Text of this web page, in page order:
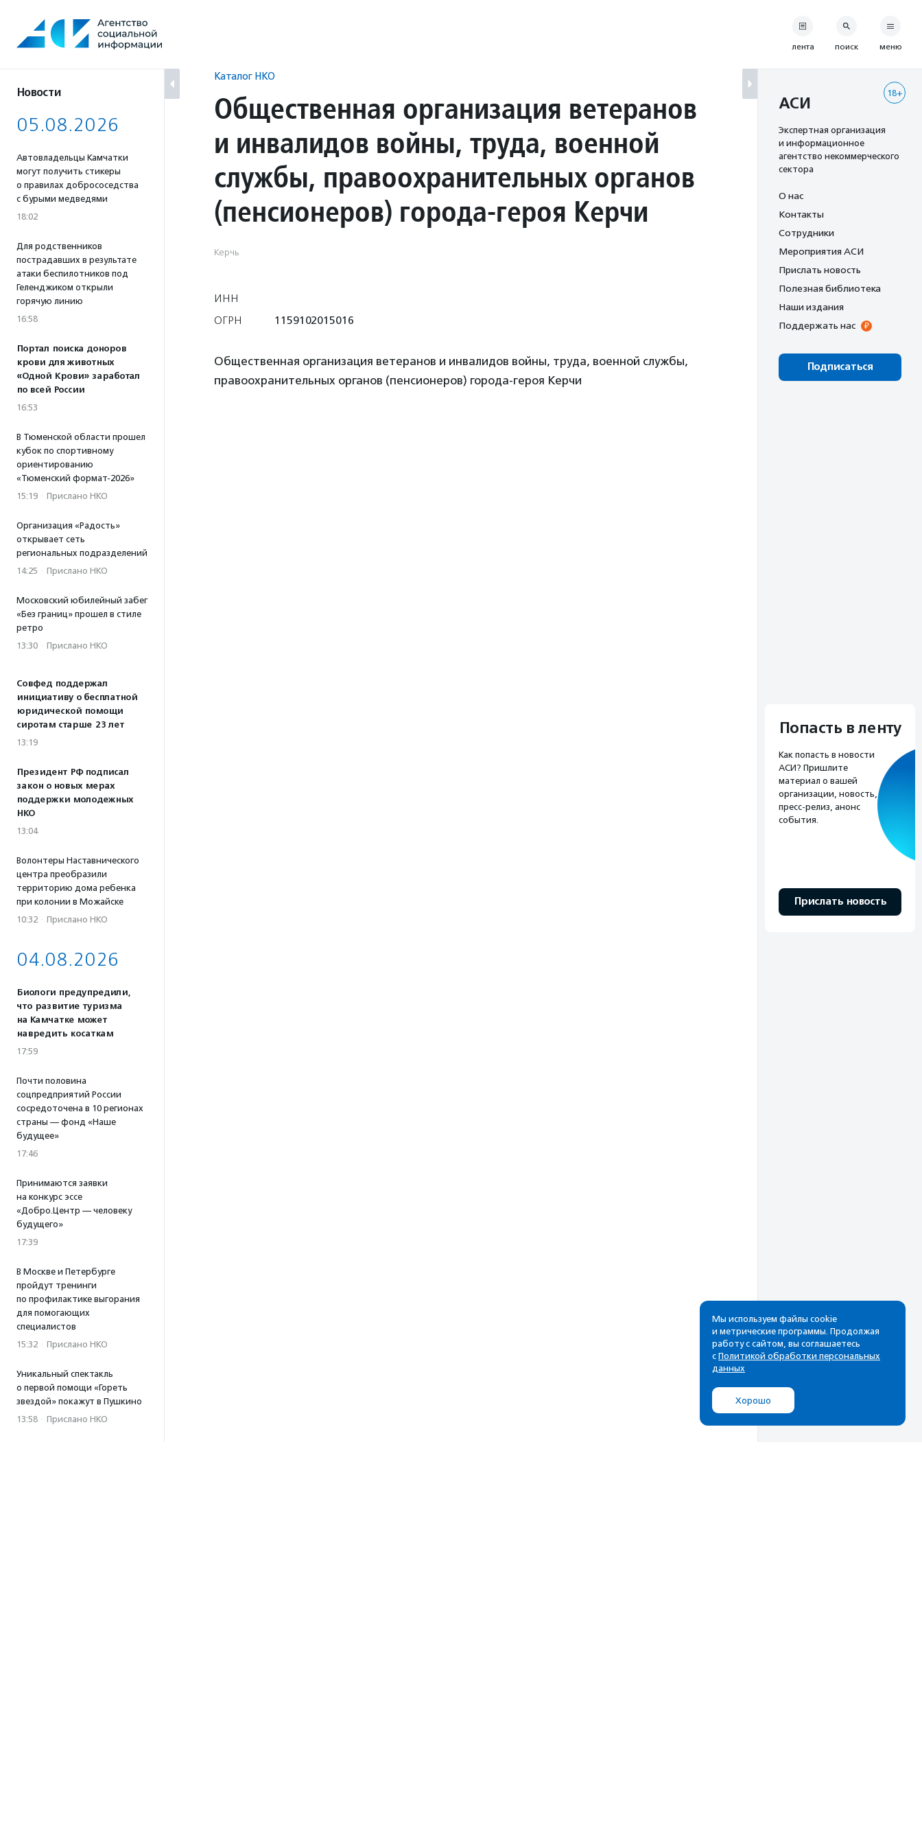
содержанию
Новости
05.08.2026
Автовладельцы Камчатки
могут получить стикеры
о правилах добрососедства
с бурыми медведями
18:02
Для родственников
пострадавших в результате
атаки беспилотников под
Геленджиком открыли
горячую линию
16:58
Портал поиска доноров
крови для животных
«Одной Крови» заработал
по всей России
16:53
В Тюменской области прошел
кубок по спортивному
ориентированию
«Тюменский формат-2026»
15:19 · Прислано НКО
Организация «Радость»
открывает сеть
региональных подразделений
14:25 · Прислано НКО
Московский юбилейный забег
«Без границ» прошел в стиле
ретро
13:30 · Прислано НКО
Совфед поддержал
инициативу о бесплатной
юридической помощи
сиротам старше 23 лет
13:19
Президент РФ подписал
закон о новых мерах
поддержки молодежных
НКО
13:04
Волонтеры Наставнического
центра преобразили
территорию дома ребенка
при колонии в Можайске
10:32 · Прислано НКО
04.08.2026
Биологи предупредили,
что развитие туризма
на Камчатке может
навредить косаткам
17:59
Почти половина
соцпредприятий России
сосредоточена в 10 регионах
страны — фонд «Наше
будущее»
17:46
Принимаются заявки
на конкурс эссе
«Добро.Центр — человеку
будущего»
17:39
В Москве и Петербурге
пройдут тренинги
по профилактике выгорания
для помогающих
специалистов
15:32 · Прислано НКО
Уникальный спектакль
о первой помощи «Гореть
звездой» покажут в Пушкино
13:58 · Прислано НКО
Каталог НКО
Общественная организация ветеранов
и инвалидов войны, труда, военной
службы, правоохранительных органов
(пенсионеров) города-героя Керчи
Керчь
ИНН
ОГРН
1159102015016
Общественная организация ветеранов и инвалидов войны, труда, военной службы,
правоохранительных органов (пенсионеров) города-героя Керчи
лента поиск меню
18+
АСИ
Экспертная организация
и информационное
агентство некоммерческого
сектора
О нас
Контакты
Сотрудники
Мероприятия АСИ
Прислать новость
Полезная библиотека
Наши издания
Поддержать нас
Подписаться
Попасть в ленту
Как попасть в новости
АСИ? Пришлите
материал о вашей
организации, новость,
пресс-релиз, анонс
события.
Прислать новость
Рассылка
Cамые свежие новости,
почтовом ящике
Мы используем файлы cookie
и метрические программы. Продолжая
работу с сайтом, вы соглашаетесь
с Политикой обработки персональных
данных
Хорошо